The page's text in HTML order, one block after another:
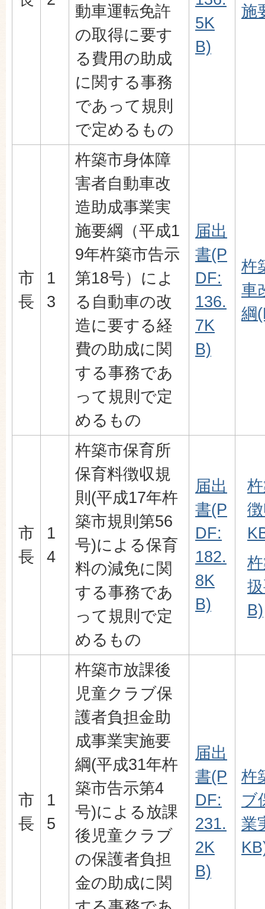
動車運転免許
の取得に要す
る費用の助成
に関する事務
であって規則
で定めるもの
5K
B)
施
市
長
1
3
杵築市身体障
害者自動車改
造助成事業実
施要綱（平成1
9年杵築市告示
第18号）によ
る自動車の改
造に要する経
費の助成に関
する事務であ
って規則で定
めるもの
届出
書(P
DF:
136.
7K
B)
杵
車
綱
市
長
1
4
杵築市保育所
保育料徴収規
則(平成17年杵
築市規則第56
号)による保育
料の減免に関
する事務であ
って規則で定
めるもの
届出
書(P
DF:
182.
8K
B)
B)
市
長
1
5
杵築市放課後
児童クラブ保
護者負担金助
成事業実施要
綱(平成31年杵
築市告示第4
号)による放課
後児童クラブ
の保護者負担
金の助成に関
届出
書(P
DF:
231.
2K
B)
杵
ブ
業